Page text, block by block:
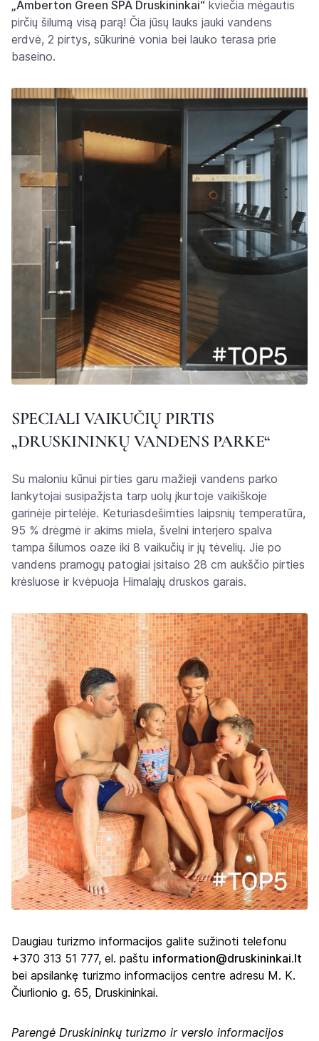
„Amberton Green SPA Druskininkai“ kviečia mėgautis
pirčių šilumą visą parą! Čia jūsų lauks jauki vandens
erdvė, 2 pirtys, sūkurinė vonia bei lauko terasa prie
baseino.
SPECIALI VAIKUČIŲ PIRTIS
„DRUSKININKŲ VANDENS PARKE“
Su maloniu kūnui pirties garu mažieji vandens parko
lankytojai susipažįsta tarp uolų įkurtoje vaikiškoje
garinėje pirtelėje. Keturiasdešimties laipsnių temperatūra,
95 % drėgmė ir akims miela, švelni interjero spalva
tampa šilumos oaze iki 8 vaikučių ir jų tėvelių. Jie po
vandens pramogų patogiai įsitaiso 28 cm aukščio pirties
krėsluose ir kvėpuoja Himalajų druskos garais.
Daugiau turizmo informacijos galite sužinoti telefonu
+370 313 51 777, el. paštu information@druskininkai.lt
bei apsilankę turizmo informacijos centre adresu M. K.
Čiurlionio g. 65, Druskininkai.
Parengė Druskininkų turizmo ir verslo informacijos